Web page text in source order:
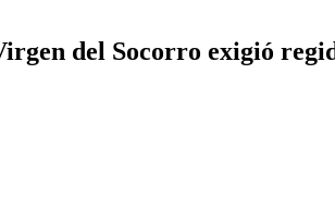
del Socorro exigió